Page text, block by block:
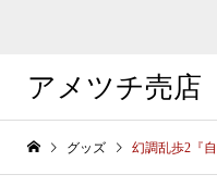
アメツチ売店
グッズ 幻調乱歩2『